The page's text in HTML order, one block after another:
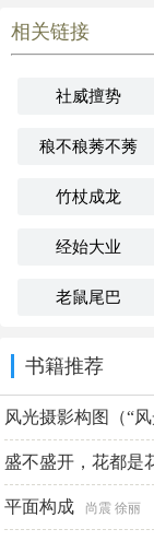
相关链接
社威擅势
稂不稂莠不莠
竹杖成龙
经始大业
老鼠尾巴
书籍推荐
风光摄影构图（“
行”系列） 创意影像
盛不盛开，花都是
传 夏墨 著
平面构成 尚震 徐丽